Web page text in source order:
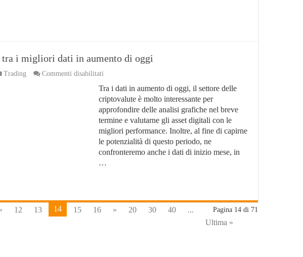
i migliori dati in aumento di oggi
Trading Commenti disabilitati
criptovalute,
tra
migliori
dati
in
aumento
di
oggi
Tra i dati in aumento di oggi, il settore delle
criptovalute è molto interessante per
approfondire delle analisi grafiche nel breve
termine e valutarne gli asset digitali con le
migliori performance. Inoltre, al fine di capirne
le potenzialità di questo periodo, ne
confronteremo anche i dati di inizio mese, in
…
Pagina 14 di 71
12 13 14 15 16 » 20 30 40
...
Ultima »